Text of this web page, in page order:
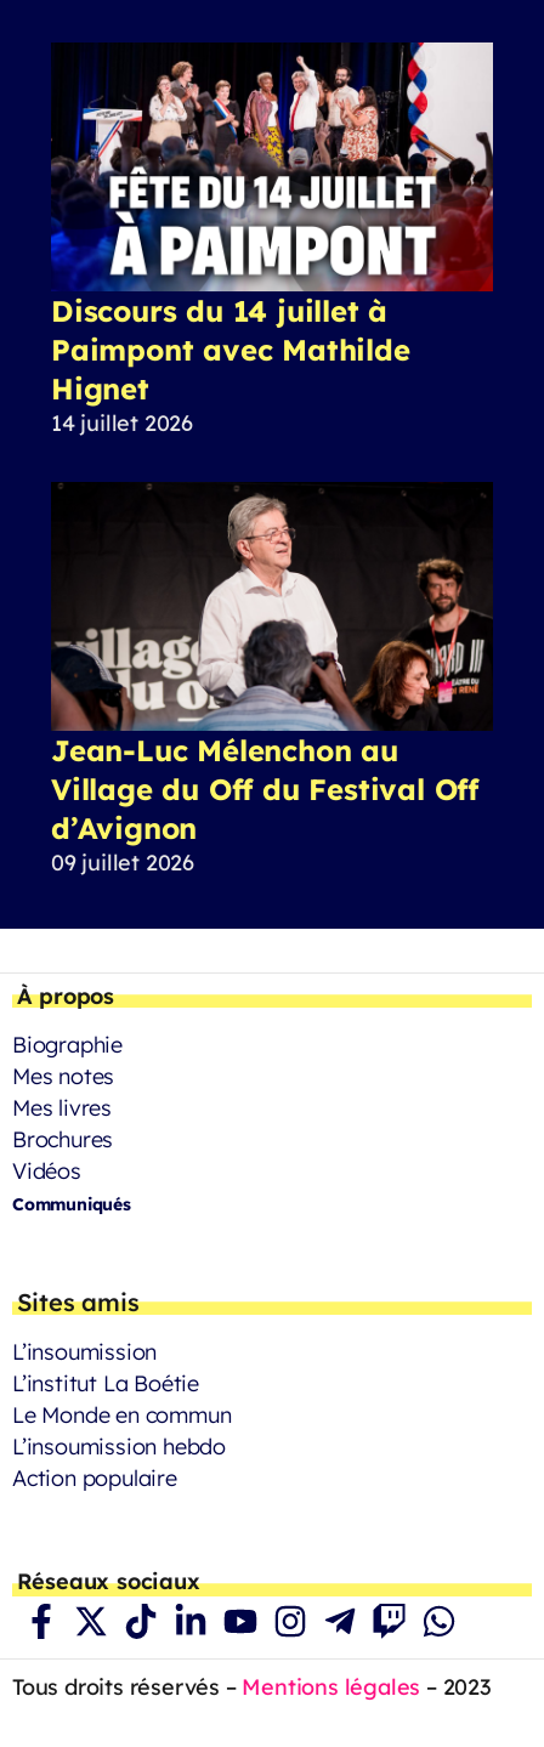
Discours du 14 juillet à
Paimpont avec Mathilde
Hignet
14 juillet 2026
Jean-Luc Mélenchon au
Village du Off du Festival Off
d’Avignon
09 juillet 2026
À propos
Biographie
Mes notes
Mes livres
Brochures
Vidéos
Communiqués
Sites amis
L’insoumission
L’institut La Boétie
Le Monde en commun
L’insoumission hebdo
Action populaire
Réseaux sociaux
Tous droits réservés – Mentions légales – 2023